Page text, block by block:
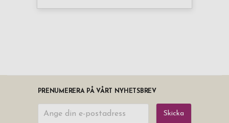
PRENUMERERA PÅ VÅRT NYHETSBREV
Skicka